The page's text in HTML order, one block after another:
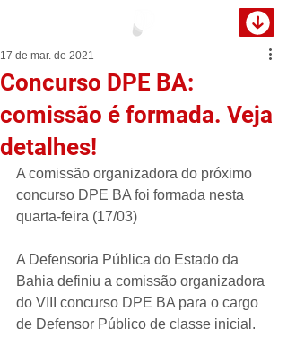
Concurso DPE BA:
comissão é formada. Veja
detalhes!
17 de mar. de 2021
A comissão organizadora do próximo
concurso DPE BA foi formada nesta
quarta-feira (17/03)
A Defensoria Pública do Estado da
Bahia definiu a comissão organizadora
do VIII concurso DPE BA para o cargo
de Defensor Público de classe inicial.